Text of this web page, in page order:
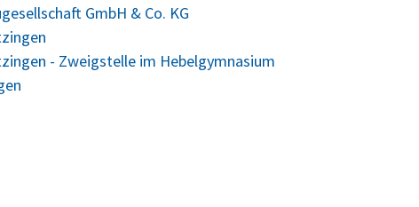
GmbH & Co. KG
- Zweigstelle im Hebelgymnasium